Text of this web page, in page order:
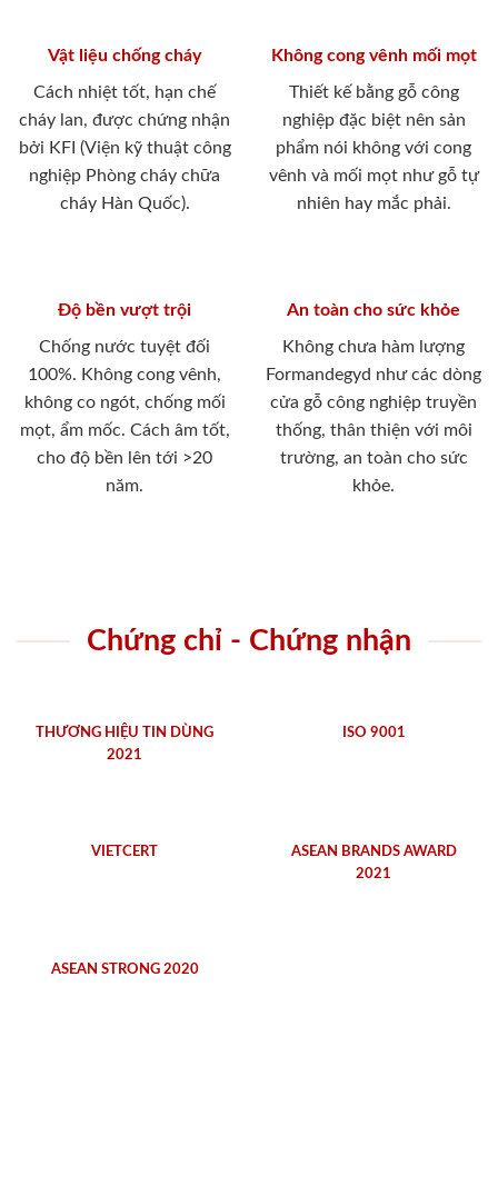
Vật liệu chống cháy
Cách nhiệt tốt, hạn chế
cháy lan, được chứng nhận
bởi KFI (Viện kỹ thuật công
nghiệp Phòng cháy chữa
cháy Hàn Quốc).
Không cong vênh mối mọt
Thiết kế bằng gỗ công
nghiệp đặc biệt nên sản
phẩm nói không với cong
vênh và mối mọt như gỗ tự
nhiên hay mắc phải.
Độ bền vượt trội
Chống nước tuyệt đối
100%. Không cong vênh,
không co ngót, chống mối
mọt, ẩm mốc. Cách âm tốt,
cho độ bền lên tới >20
năm.
An toàn cho sức khỏe
Không chưa hàm lượng
Formandegyd như các dòng
cửa gỗ công nghiệp truyền
thống, thân thiện với môi
trường, an toàn cho sức
khỏe.
Chứng chỉ - Chứng nhận
THƯƠNG HIỆU TIN DÙNG
2021
ISO 9001
VIETCERT
ASEAN BRANDS AWARD
2021
ASEAN STRONG 2020